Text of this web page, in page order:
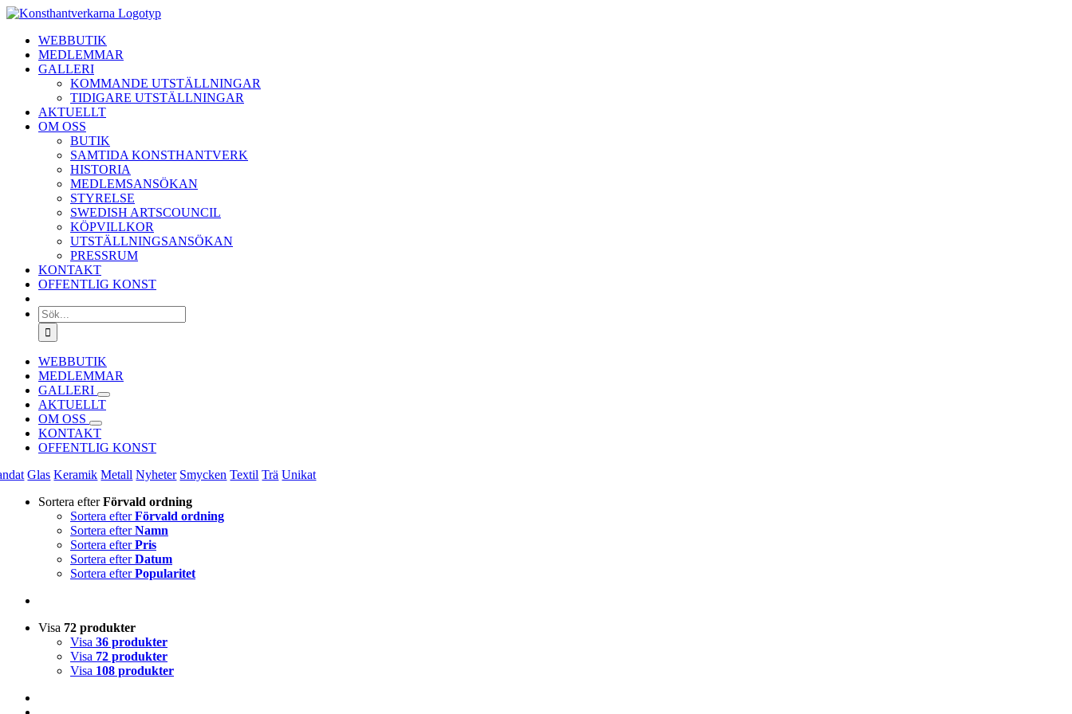
Fortsätt
innehålletWEBBUTIK
MEDLEMMAR
GALLERI
KOMMANDE UTSTÄLLNINGAR
TIDIGARE UTSTÄLLNINGAR
AKTUELLT
OM OSS
BUTIK
SAMTIDA KONSTHANTVERK
HISTORIA
MEDLEMSANSÖKAN
STYRELSE
SWEDISH ARTSCOUNCIL
KÖPVILLKOR
UTSTÄLLNINGSANSÖKAN
PRESSRUM
KONTAKT
OFFENTLIG KONST
Sök
efter:
WEBBUTIK
MEDLEMMAR
GALLERI
AKTUELLT
OM OSS
KONTAKT
OFFENTLIG KONST
Glas Keramik Metall Nyheter Smycken Textil Trä Unikat
Sortera efterFörvald ordning
Sortera efterFörvald ordning
Sortera efterNamn
Sortera efterPris
Sortera efterDatum
Sortera efterPopularitet
Visa 72 produkter
Visa 36 produkter
Visa 72 produkter
Visa 108 produkter